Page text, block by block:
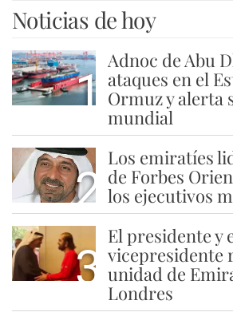
Noticias de hoy
1
Adnoc de Abu
ataques en el
Ormuz y alerta
mundial
2
Los emiratíes
de Forbes
los ejecutivos
3
El presidente y
vicepresidente
unidad de
Londres